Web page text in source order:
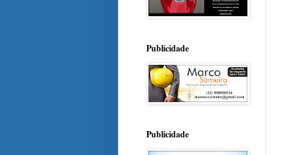
Publicidade
Publicidade